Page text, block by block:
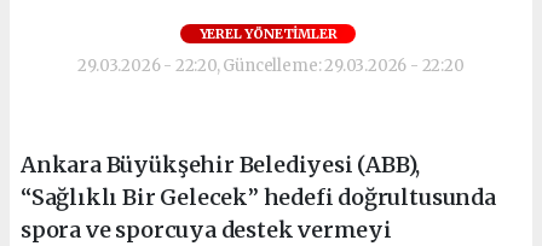
YEREL YÖNETIMLER
29.03.2026 - 22:20, Güncelleme: 29.03.2026 - 22:20
Ankara Büyükşehir Belediyesi (ABB),
“Sağlıklı Bir Gelecek” hedefi doğrultusunda
spora ve sporcuya destek vermeyi